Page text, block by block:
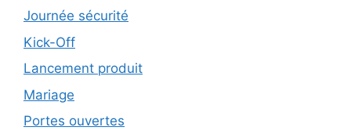
Journée sécurité
Kick-Off
Lancement produit
Mariage
Portes ouvertes